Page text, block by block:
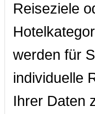
Reiseziele
werden für
individuelle
Ihrer Daten